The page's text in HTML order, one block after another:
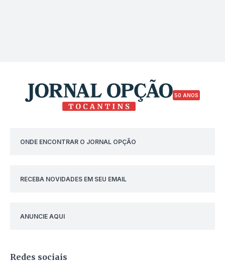
50 ANOS
ONDE ENCONTRAR O JORNAL OPÇÃO
RECEBA NOVIDADES EM SEU EMAIL
ANUNCIE AQUI
Redes sociais